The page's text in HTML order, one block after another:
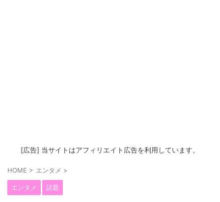
[広告] 当サイトはアフィリエイト広告を利用しています。
HOME > エンタメ >
エンタメ 話題